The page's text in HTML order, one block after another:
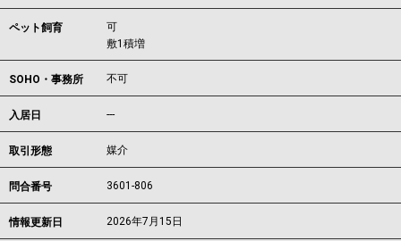
ペット飼育
可
敷1積増
SOHO・事務所 不可
入居日 ---
取引形態 媒介
問合番号 3601-806
情報更新日 2026年7月15日